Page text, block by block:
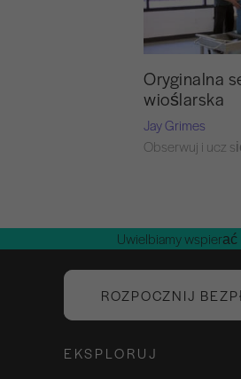
Oryginalna
wioślarska
Jay Grimes
Obserwuj i ucz
Uwielbiamy wspierać
ROZPOCZNIJ
EKSPLORUJ